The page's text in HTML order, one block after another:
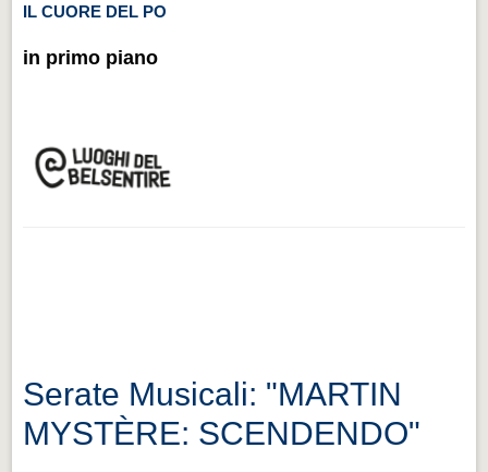
IL CUORE DEL PO
in primo piano
Serate Musicali: "MARTIN
MYSTÈRE: SCENDENDO"